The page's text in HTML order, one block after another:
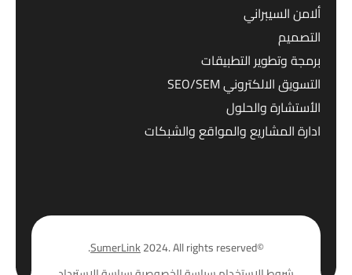
ألامن السيبراني
التصميم
برمجة وتطوير التطبيقات
التسويق الالكتروني SEO/SEM
الأستشارة والحلول
ادارة المشاريع والمواقع والشبكات
©
SumerLink2024. All rights reserved.